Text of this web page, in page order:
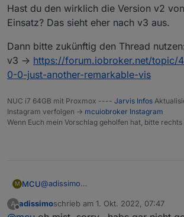
Hast du den wirklich die Version v2
Einsatz? Das sieht eher nach v3 aus.
Dann bitte zukünftig den Thread nutzen:
v3 -> https://forum.iobroker.net/topic/
0-0-just-another-remarkable-vis
NUC i7 64GB mit Proxmox ---- Jarvis Infos
Instagram verfolgen -> mcuiobroker Instagram
Wenn Euch mein Vorschlag geholfen hat, bitte
M MCU@adissimo
Hast du den wirklich die Version v2
A adissimoschrieb am 1. Okt. 2022, 07:47
zuletzt editiert von